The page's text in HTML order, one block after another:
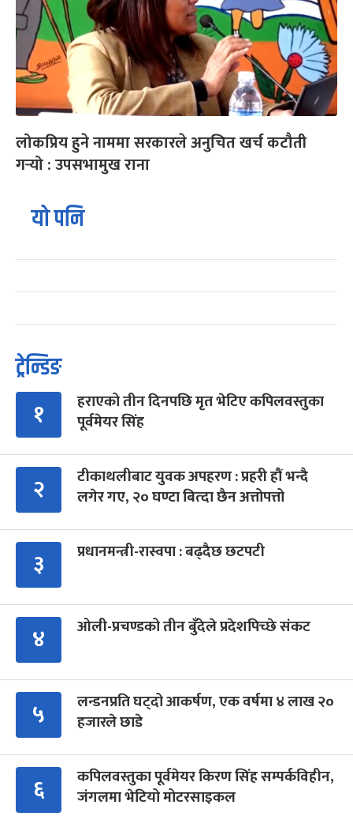
लोकप्रिय हुने नाममा सरकारले अनुचित खर्च कटौती
गर्‍यो : उपसभामुख राना
यो पनि
ट्रेन्डिङ
१
हराएको तीन दिनपछि मृत भेटिए कपिलवस्तुका
पूर्वमेयर सिंह
२
टीकाथलीबाट युवक अपहरण : प्रहरी हौं भन्दै
लगेर गए, २० घण्टा बित्दा छैन अत्तोपत्तो
३ प्रधानमन्त्री-रास्वपा : बढ्दैछ छटपटी
४ ओली-प्रचण्डको तीन बुँदेले प्रदेशपिच्छे संकट
५
लन्डनप्रति घट्दो आकर्षण, एक वर्षमा ४ लाख २०
हजारले छाडे
६
कपिलवस्तुका पूर्वमेयर किरण सिंह सम्पर्कविहीन,
जंगलमा भेटियो मोटरसाइकल